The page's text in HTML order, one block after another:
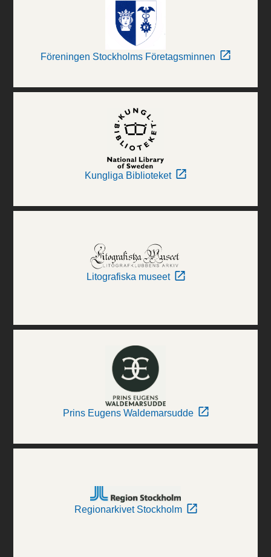
Föreningen Stockholms Företagsminnen
Kungliga Biblioteket
Litografiska museet
Prins Eugens Waldemarsudde
Regionarkivet Stockholm